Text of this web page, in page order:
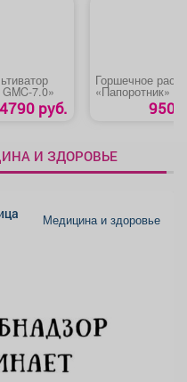
7.0»
руб.
Горшечное
«Папоротник»
950
И ЗДОРОВЬЕ
Медицина и здоровье